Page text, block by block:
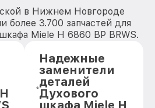
в Нижнем Новгороде
более 3.700 запчастей для
Miele H 6860 BP BRWS.
Надежные
заменители
деталей
Духового
шкафа Miele H